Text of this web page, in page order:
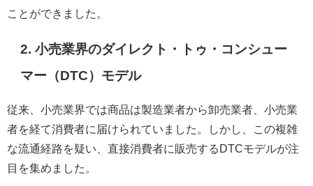
ことができました。
2. 小売業界のダイレクト・トゥ・コンシュー
マー（DTC）モデル
従来、小売業界では商品は製造業者から卸売業者、小売業
者を経て消費者に届けられていました。しかし、この複雑
な流通経路を疑い、直接消費者に販売するDTCモデルが注
目を集めました。